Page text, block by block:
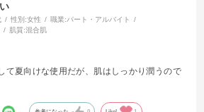
性別:女性 職業:パート・アルバイト
肌質:混合肌
て夏向けな使用だが、肌はしっかり潤うので